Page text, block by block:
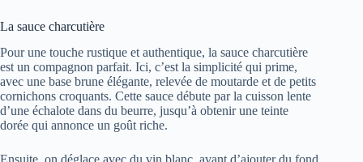
La sauce charcutière
Pour une touche rustique et authentique, la sauce charcutière
est un compagnon parfait. Ici, c’est la simplicité qui prime,
avec une base brune élégante, relevée de moutarde et de petits
cornichons croquants. Cette sauce débute par la cuisson lente
d’une échalote dans du beurre, jusqu’à obtenir une teinte
dorée qui annonce un goût riche.